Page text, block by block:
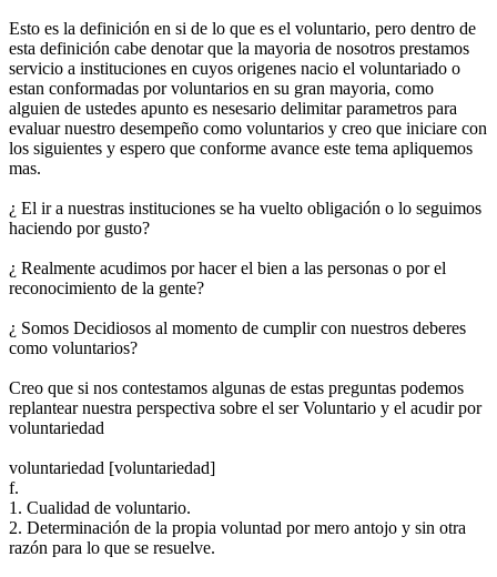
Esto es la definición en si de lo que es el voluntario, pero dentro de
esta definición cabe denotar que la mayoria de nosotros prestamos
servicio a instituciones en cuyos origenes nacio el voluntariado o
estan conformadas por voluntarios en su gran mayoria, como
alguien de ustedes apunto es nesesario delimitar parametros para
evaluar nuestro desempeño como voluntarios y creo que iniciare con
los siguientes y espero que conforme avance este tema apliquemos
mas.
¿ El ir a nuestras instituciones se ha vuelto obligación o lo seguimos
haciendo por gusto?
¿ Realmente acudimos por hacer el bien a las personas o por el
reconocimiento de la gente?
¿ Somos Decidiosos al momento de cumplir con nuestros deberes
como voluntarios?
Creo que si nos contestamos algunas de estas preguntas podemos
replantear nuestra perspectiva sobre el ser Voluntario y el acudir por
voluntariedad
voluntariedad [voluntariedad]
f.
1. Cualidad de voluntario.
2. Determinación de la propia voluntad por mero antojo y sin otra
razón para lo que se resuelve.